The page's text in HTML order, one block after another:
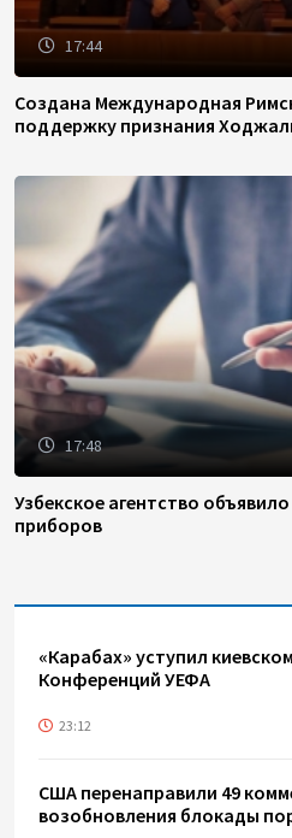
17:44
Создана Международная
поддержку признания
17:48
Узбекское агентство
приборов
«Карабах» уступил
Конференций УЕФА
23:12
США перенаправили 49
возобновления блокады